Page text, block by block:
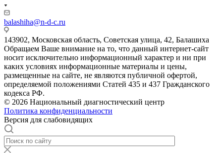
balashiha@n-d-c.ru
143902, Московская область, Советская улица, 42, Балашиха
Обращаем Ваше внимание на то, что данный интернет-сайт
носит исключительно информационный характер и ни при
каких условиях информационные материалы и цены,
размещенные на сайте, не являются публичной офертой,
определяемой положениями Статей 435 и 437 Гражданского
кодекса РФ.
© 2026 Национальный диагностический центр
Политика конфиденциальности
Версия для слабовидящих